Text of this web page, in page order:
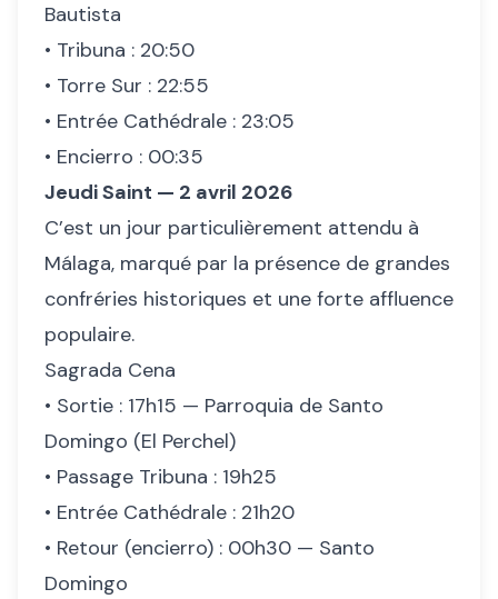
Bautista
• Tribuna : 20:50
• Torre Sur : 22:55
• Entrée Cathédrale : 23:05
• Encierro : 00:35
Jeudi Saint — 2 avril 2026
C’est un jour particulièrement attendu à
Málaga, marqué par la présence de grandes
confréries historiques et une forte affluence
populaire.
Sagrada Cena
• Sortie : 17h15 — Parroquia de Santo
Domingo (El Perchel)
• Passage Tribuna : 19h25
• Entrée Cathédrale : 21h20
• Retour (encierro) : 00h30 — Santo
Domingo